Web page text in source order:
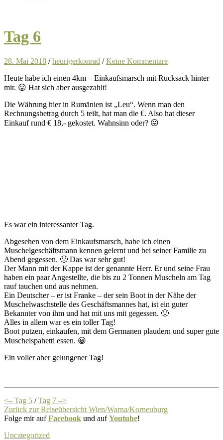
Tag 6
28. Mai 2018 /heurigerkonrad /Keine Kommentare
Heute habe ich einen 4km – Einkaufsmarsch mit Rucksack hinter
mir. 😛 Hat sich aber ausgezahlt!
Die Währung hier in Rumänien ist „Leu“. Wenn man den
Rechnungsbetrag durch 5 teilt, hat man die €. Also hat dieser
Einkauf rund € 18,- gekostet. Wahnsinn oder? 😛
Es war ein interessanter Tag.
Abgesehen von dem Einkaufsmarsch, habe ich einen
Muschelgeschäftsmann kennen gelernt und bei seiner Familie zu
Abend gegessen. 🙂 Das war sehr gut!
Der Mann mit der Kappe ist der genannte Herr. Er und seine Frau
haben ein paar Angestellte, die bis zu 2 Tonnen Muscheln am Tag
rauf tauchen und aus nehmen.
Ein Deutscher – er ist Franke – der sein Boot in der Nähe der
Muschelwaschstelle des Geschäftsmannes hat, ist ein guter
Bekannter von ihm und hat mit uns mit gegessen. 🙂
Alles in allem war es ein toller Tag!
Boot putzen, einkaufen, mit dem Germanen plaudern und super gute
Muschelspahetti essen. 😀
Ein voller aber gelungener Tag!
<– Tag 5 /Tag 7 –>
Zurück zur Reiseübersicht Wien/Warna/Korneuburg
Folge mir aufFacebook und aufYoutube!
Uncategorized